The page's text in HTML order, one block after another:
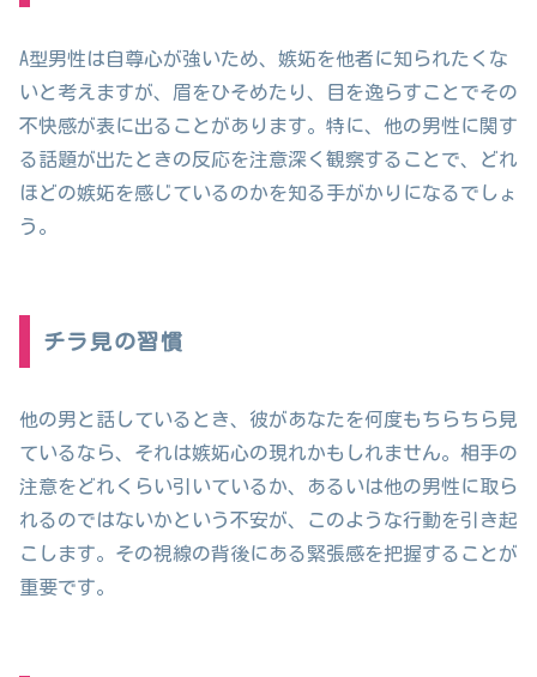
A型男性は自尊心が強いため、嫉妬を他者に知られたくな
いと考えますが、眉をひそめたり、目を逸らすことでその
不快感が表に出ることがあります。特に、他の男性に関す
る話題が出たときの反応を注意深く観察することで、どれ
ほどの嫉妬を感じているのかを知る手がかりになるでしょ
う。
チラ見の習慣
他の男と話しているとき、彼があなたを何度もちらちら見
ているなら、それは嫉妬心の現れかもしれません。相手の
注意をどれくらい引いているか、あるいは他の男性に取ら
れるのではないかという不安が、このような行動を引き起
こします。その視線の背後にある緊張感を把握することが
重要です。